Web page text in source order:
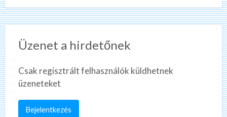
Üzenet a hirdetőnek
Csak regisztrált felhasználók küldhetnek
üzeneteket
Bejelentkezés